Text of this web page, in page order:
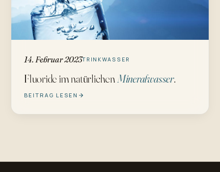
14. Februar 2023TRINKWASSER
Fluoride im natürlichenMineralwasser.
BEITRAG LESEN